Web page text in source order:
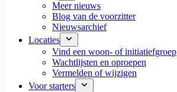
Meer nieuws
Blog van de voorzitter
Nieuwsarchief
Locaties
Vind een woon- of initiatiefgroep
Wachtlijsten en oproepen
Vermelden of wijzigen
Voor starters